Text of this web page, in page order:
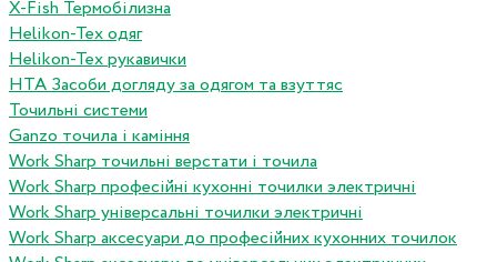
X-Fish Термобілизна
Helikon-Tex одяг
Helikon-Tex рукавички
HTA Засоби догляду за одягом та взуттяс
Точильні системи
Ganzo точила і каміння
Work Sharp точильні верстати і точила
Work Sharp професiйнi кухоннi точилки электричнi
Work Sharp унiверсальнi точилки электричнi
Work Sharp аксесуари до професiйних кухонних точилок